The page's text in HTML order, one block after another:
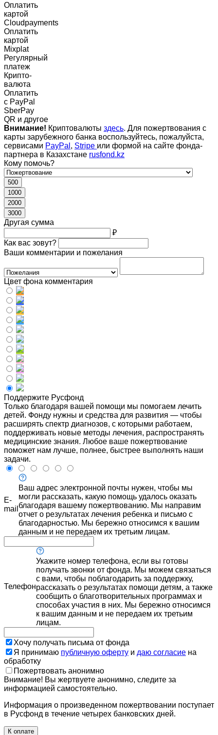
Оплатить
картой
Cloudpayments
Оплатить
картой
Mixplat
Регулярный
платеж
Крипто-
валюта
Оплатить
c PayPal
SberPay
QR и другое
Внимание! Криптовалюты здесь. Для пожертвования с
карты зарубежного банка воспользуйтесь, пожалуйста,
сервисами PayPal , Stripe или формой на сайте фонда-
партнера в Казахстане rusfond.kz
Кому помочь?
500
1000
2000
3000
Другая сумма
₽
Как вас зовут?
Ваши комментарии и пожелания
Цвет фона комментария
Поддержите Русфонд
Только благодаря вашей помощи мы помогаем лечить
детей. Фонду нужны и средства для развития — чтобы
расширять спектр диагнозов, с которыми работаем,
поддерживать новые методы лечения, распространять
медицинские знания. Любое ваше пожертвование
поможет нам лучше, полнее, быстрее выполнять наши
задачи.
E-
mail
Ваш адрес электронной почты нужен, чтобы мы
могли рассказать, какую помощь удалось оказать
благодаря вашему пожертвованию. Мы направим
отчет о результатах лечения ребенка и письмо с
благодарностью. Мы бережно относимся к вашим
данным и не передаем их третьим лицам.
Телефон
Укажите номер телефона, если вы готовы
получать звонки от фонда. Мы можем связаться
с вами, чтобы поблагодарить за поддержку,
рассказать о результатах помощи детям, а также
сообщить о благотворительных программах и
способах участия в них. Мы бережно относимся
к вашим данным и не передаем их третьим
лицам.
Хочу получать письма от фонда
Я принимаю публичную оферту и даю согласие на
обработку
Пожертвовать анонимно
Внимание! Вы жертвуете анонимно, следите за
информацией самостоятельно.
Информация о произведенном пожертвовании поступает
в Русфонд в течение четырех банковских дней.
К оплате